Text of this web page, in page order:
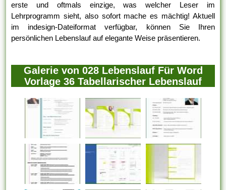
erste und oftmals einzige, was welcher Leser im
Lehrprogramm sieht, also sofort mache es mächtig! Aktuell
im indesign-Dateiformat verfügbar, können Sie Ihren
persönlichen Lebenslauf auf elegante Weise präsentieren.
Galerie von 028 Lebenslauf Für Word
Vorlage 36 Tabellarischer Lebenslauf